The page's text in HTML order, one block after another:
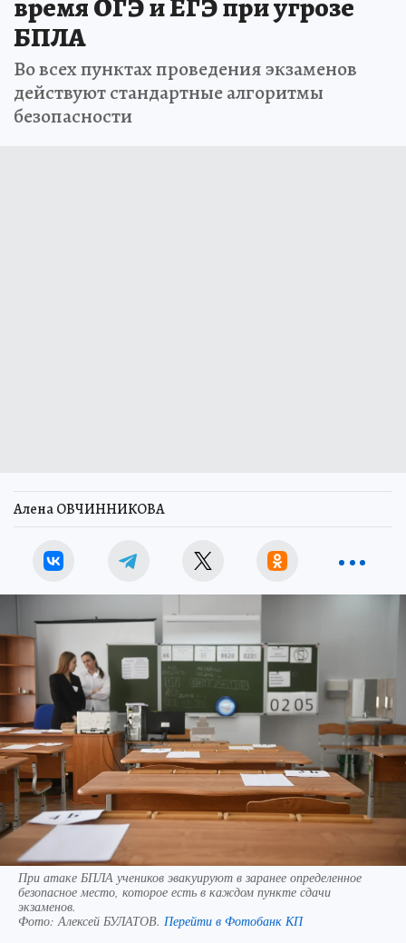
время ОГЭ и ЕГЭ при угрозе
БПЛА
Во всех пунктах проведения экзаменов
действуют стандартные алгоритмы
безопасности
Алена ОВЧИННИКОВА
При атаке БПЛА учеников эвакуируют в заранее определенное
безопасное место, которое есть в каждом пункте сдачи
экзаменов.
Фото: Алексей БУЛАТОВ. Перейти в Фотобанк КП